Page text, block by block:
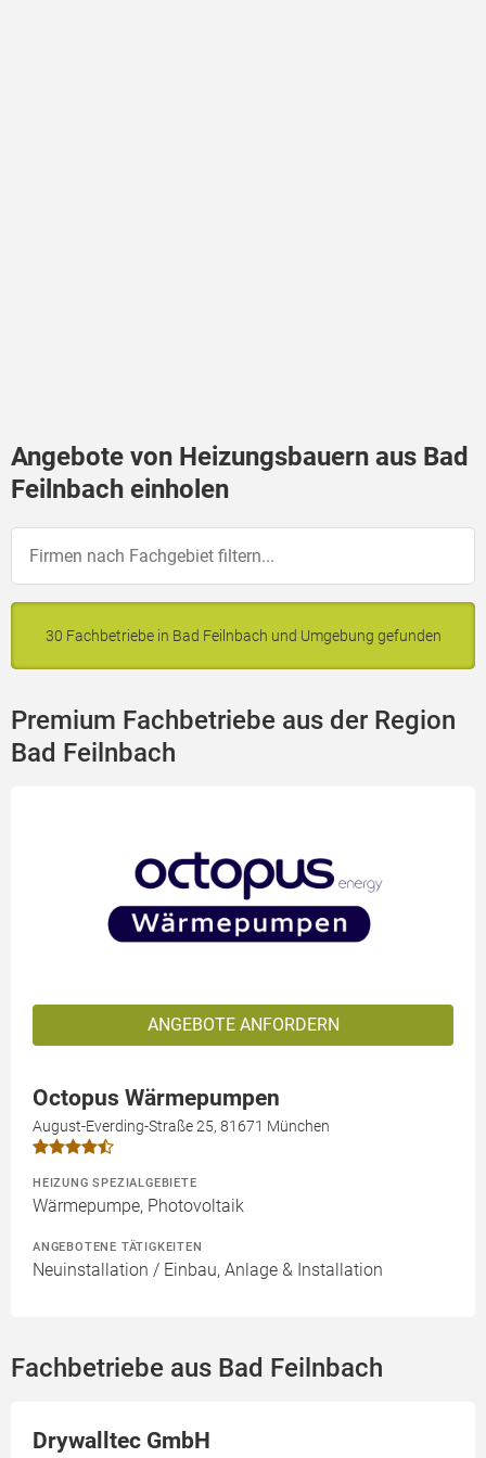
Angebote von Heizungsbauern aus Bad
Feilnbach einholen
30 Fachbetriebe in Bad Feilnbach und Umgebung gefunden
Premium Fachbetriebe aus der Region
Bad Feilnbach
ANGEBOTE ANFORDERN
Octopus Wärmepumpen
August-Everding-Straße 25, 81671 München
HEIZUNG SPEZIALGEBIETE
Wärmepumpe, Photovoltaik
ANGEBOTENE TÄTIGKEITEN
Neuinstallation / Einbau, Anlage & Installation
Fachbetriebe aus Bad Feilnbach
Drywalltec GmbH